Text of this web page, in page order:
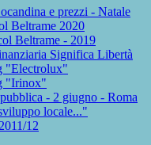
e prezzi - Natale
Beltrame 2020
Beltrame - 2019
Significa Libertà
"Electrolux"
"Irinox"
- 2 giugno - Roma
locale..."
12